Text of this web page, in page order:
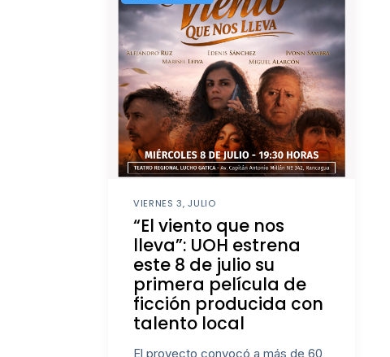
VIERNES 3, JULIO
“El viento que nos
lleva”: UOH estrena
este 8 de julio su
primera película de
ficción producida con
talento local
El proyecto convocó a más de 60